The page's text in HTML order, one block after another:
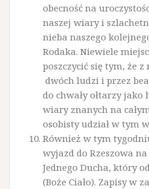
obecność na
naszej wiary i
nieba naszego
Rodaka. Niewiele
poszczycić się tym, że z
dwóch ludzi i przez
do chwały ołtarzy
wiary znanych na
osobisty udział w tym
Również w tym
wyjazd do Rzeszowa
Jednego Ducha, który
(Boże Ciało). Zapisy w